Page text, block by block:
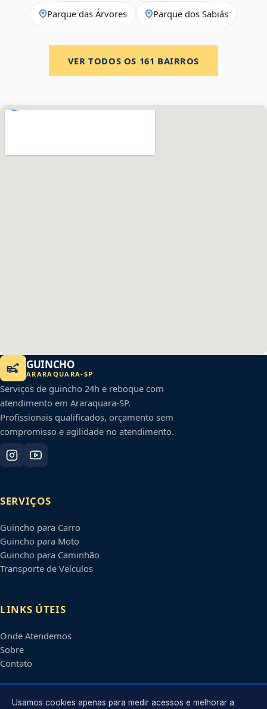
Parque das Árvores Parque dos Sabiás
VER TODOS OS 161 BAIRROS
GUINCHO
ARARAQUARA-SP
Serviços de guincho 24h e reboque com
atendimento em Araraquara-SP.
Profissionais qualificados, orçamento sem
compromisso e agilidade no atendimento.
SERVIÇOS
Guincho para Carro
Guincho para Moto
Guincho para Caminhão
Transporte de Veículos
LINKS ÚTEIS
Onde Atendemos
Sobre
Contato
CONTATO
Usamos cookies apenas para medir acessos e melhorar a